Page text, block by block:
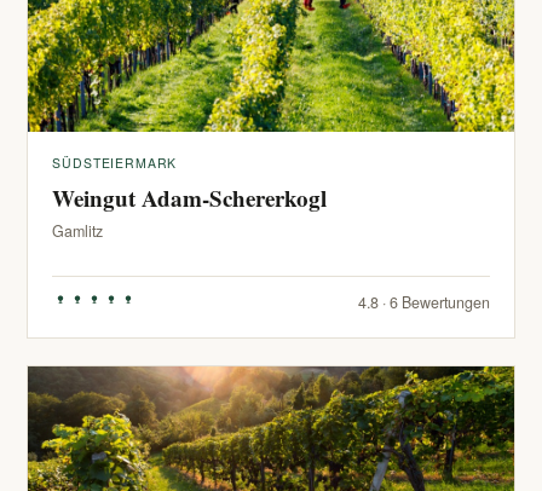
SÜDSTEIERMARK
Weingut Adam-Schererkogl
Gamlitz
4.8 · 6 Bewertungen